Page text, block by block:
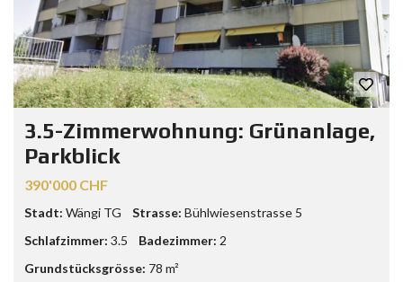
3.5-Zimmerwohnung: Grünanlage,
Parkblick
390'000 CHF
Stadt: Wängi TG Strasse: Bühlwiesenstrasse 5
Schlafzimmer: 3.5 Badezimmer: 2
Grundstücksgrösse: 78 m²